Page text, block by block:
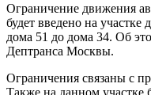
Ограничение движения
будет введено на
дома 51 до дома 34. Об
Дептранса Москвы.
Ограничения связаны с
Также на данном участке